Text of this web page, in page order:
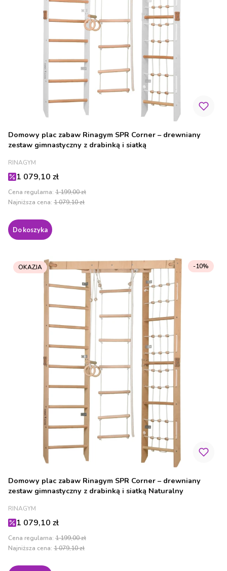
Domowy plac zabaw Rinagym SPR Corner – drewniany
zestaw gimnastyczny z drabinką i siatką
PRODUCENT
RINAGYM
Cena promocyjna
1 079,10 zł
Cena regularna: 1 199,00 zł
Najniższa cena: 1 079,10 zł
Do koszyka
OKAZJA
Domowy plac zabaw Rinagym SPR Corner – drewniany
zestaw gimnastyczny z drabinką i siatką Naturalny
PRODUCENT
RINAGYM
Cena promocyjna
1 079,10 zł
Cena regularna: 1 199,00 zł
-10%
Najniższa cena: 1 079,10 zł